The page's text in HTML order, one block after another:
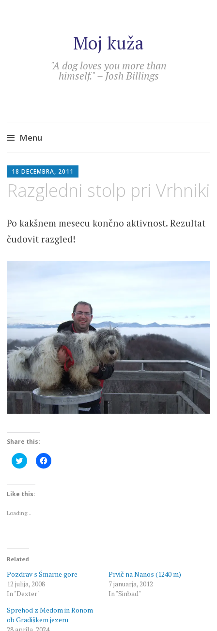
Moj kuža
"A dog loves you more than
himself." – Josh Billings
Menu
to
content
18 DECEMBRA, 2011
Razgledni stolp pri Vrhniki
Po kakšnem mesecu končno aktivnost. Rezultat
čudovit razgled!
Share this:
Click
to
Twitter
(Opens
in
Click
to
Like this:
Loading...
Related
Pozdrav s Šmarne gore
12 julija, 2008
In "Dexter"
Prvič na Nanos (1240 m)
7 januarja, 2012
In "Sinbad"
Sprehod z Medom in Ronom
ob Gradiškem jezeru